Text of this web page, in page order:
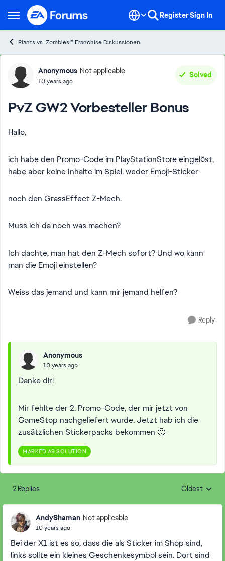
Open Side Menu
Skip to content RegisterSign In
Plants vs. Zombies™ Franchise Diskussionen
Forum Discussion
Anonymous Not applicable
10 years ago
Solved
PvZ GW2 Vorbesteller Bonus
Hallo,
ich habe den Promo-Code im PlayStationStore eingelöst,
habe aber keine Inhalte im Spiel, weder Emoji-Sticker
noch den GrassEffect Z-Mech.
Muss ich da noch was machen?
Ich dachte, man hat den Z-Mech sofort? Und wo kann
man die Emoji einstellen?
Weiss das jemand und kann mir jemand helfen?
Reply
Anonymous
10 years ago
Danke dir!
Mir fehlte der 2. Promo-Code, der mir jetzt von
GameStop nachgeliefert wurde. Jetzt hab ich die
zusätzlichen Stickerpacks bekommen 🙂
MARKED AS SOLUTION
2 Replies Replies
Oldest
AndyShaman Not applicable
10 years ago
Bei der X1 ist es so, dass die als Sticker im Shop sind,
links sollte ein kleines Geschenkesymbol sein. Dort sind